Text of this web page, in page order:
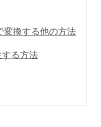
変換する他の方法
る方法